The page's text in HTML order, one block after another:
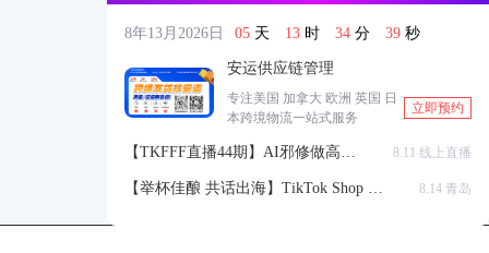
8年13月2026日 05 天 13 时 34 分 38 秒
安运供应链管理
专注美国 加拿大 欧洲 英国 日
本跨境物流一站式服务
立即预约
【TKFFF直播44期】AI邪修做高点
带货视频
8.11 线上直播
【举杯佳酿 共话出海】TikTok Shop 全
8.14 青岛